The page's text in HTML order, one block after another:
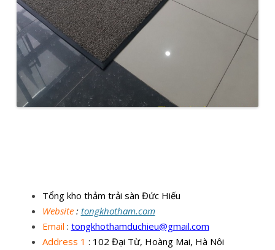
Tổng kho thảm trải sàn Đức Hiếu
Website: tongkhotham.com
Email : tongkhothamduchieu@gmail.com
Address 1 : 102 Đại Từ, Hoàng Mai, Hà Nôi